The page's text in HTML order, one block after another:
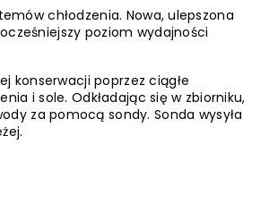
chłodzenia. Nowa, ulepszona
poziom wydajności
konserwacji poprzez ciągłe
i sole. Odkładając się w zbiorniku,
za pomocą sondy. Sonda wysyła